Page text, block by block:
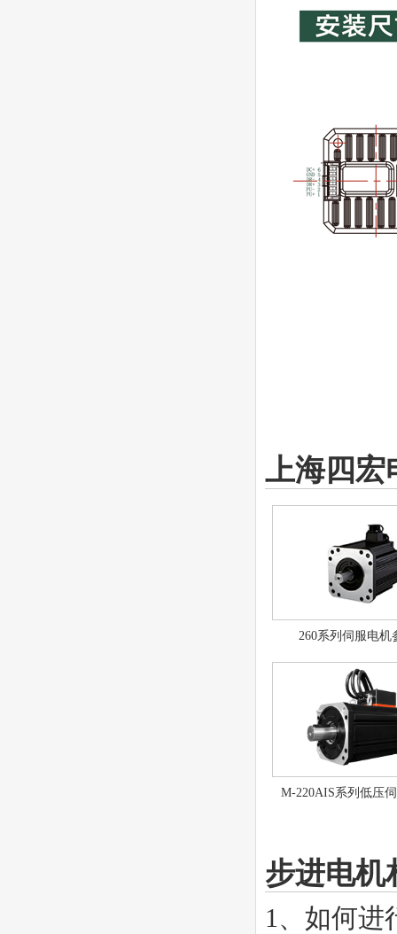
上海四
260系列伺服电机
M-220AIS系列低压
步进电机
1、 如何进